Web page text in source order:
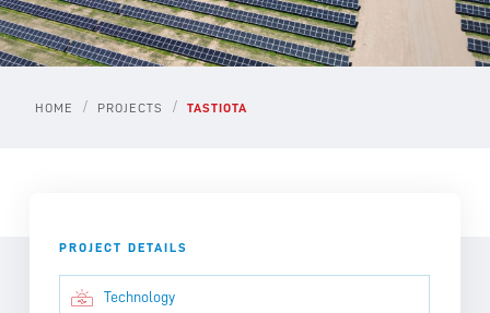
HOME / PROJECTS / TASTIOTA
PROJECT DETAILS
Technology